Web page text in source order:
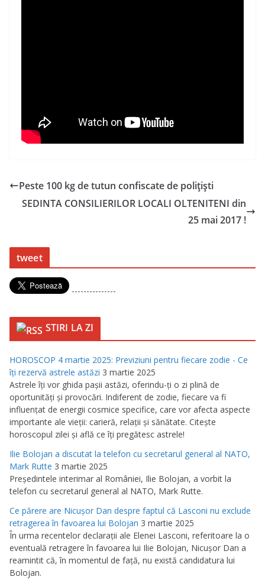
Peste 100 kg de tutun confiscate de polițiști
SEDINTA CONSILIERILOR LOCALI OLTENITENI din
25 mai 2017 !
tweet
---------------
STIRI LA ZI
HOROSCOP 4 martie 2025: Previziuni pentru fiecare zodie - Ce
îţi rezervă astrele astăzi 3 martie 2025
Astrele îţi vor ghida paşii astăzi, oferindu-ţi o zi plină de
oportunităţi şi provocări. Indiferent de zodie, fiecare va fi
influenţat de energii cosmice specifice, care vor afecta aspecte
importante ale vieţii: carieră, relaţii şi sănătate. Citeşte
horoscopul zilei şi află ce îţi pregătesc astrele!
Ilie Bolojan a discutat la telefon cu secretarul general al NATO,
Mark Rutte 3 martie 2025
Preşedintele interimar al României, Ilie Bolojan, a vorbit la
telefon cu secretarul general al NATO, Mark Rutte.
Ce părere are Nicuşor Dan despre faptul că Lasconi nu exclude
retragerea în favoarea lui Bolojan 3 martie 2025
În urma recentelor declaraţii ale Elenei Lasconi, referitoare la o
eventuală retragere în favoarea lui Ilie Bolojan, Nicuşor Dan a
reamintit că, în momentul de faţă, nu există candidatura lui
Bolojan.